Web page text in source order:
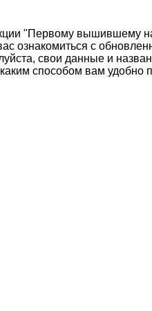
"Первому вышившему
ознакомиться с
свои данные и
способом вам удобно